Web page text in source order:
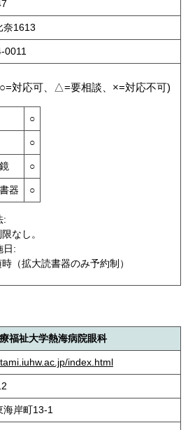
奈1613
0011
対応可、△=要相談、×=対応不可)
○
○
○
器 ○
:
なし。
日:
時（拡大読書器のみ予約制）
福祉大学熱海病院眼科
index.html
海岸町13-1